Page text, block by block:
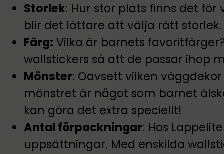
Storlek: Hur stor plats finns det
blir det lättare att välja rätt storlek.
Färg: Vilka är barnets
wallstickers så att de passar ihop
Mönster: Oavsett vilken
mönstret är något som barnet
kan göra det extra speciellt!
Antal förpackningar: Hos
uppsättningar. Med enskilda